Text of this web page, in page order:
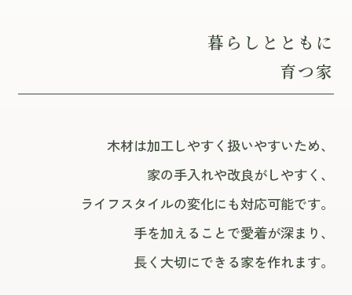
暮らしとともに
育つ家
木材は加工しやすく扱いやすいため、
家の手入れや改良がしやすく、
ライフスタイルの変化にも対応可能です。
手を加えることで愛着が深まり、
長く大切にできる家を作れます。